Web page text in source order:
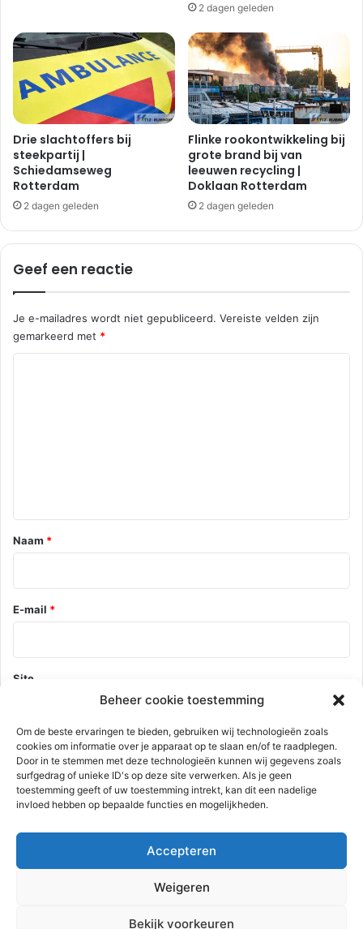
Beheer cookie toestemming
Om de beste ervaringen te bieden, gebruiken wij technologieën zoals
cookies om informatie over je apparaat op te slaan en/of te raadplegen.
Door in te stemmen met deze technologieën kunnen wij gegevens zoals
surfgedrag of unieke ID's op deze site verwerken. Als je geen
toestemming geeft of uw toestemming intrekt, kan dit een nadelige
invloed hebben op bepaalde functies en mogelijkheden.
Accepteren
Weigeren
Bekijk voorkeuren
2 dagen geleden
Drie slachtoffers bij
steekpartij |
Schiedamseweg
Rotterdam
2 dagen geleden
Flinke rookontwikkeling bij
grote brand bij van
leeuwen recycling |
Doklaan Rotterdam
2 dagen geleden
Geef een reactie
Je e-mailadres wordt niet gepubliceerd. Vereiste velden zijn
gemarkeerd met *
*
Naam *
E-mail *
Site
Mijn naam, e-mail en site opslaan in deze browser voor de
volgende keer wanneer ik een reactie plaats.
reactie gegevens worden verwerkt .